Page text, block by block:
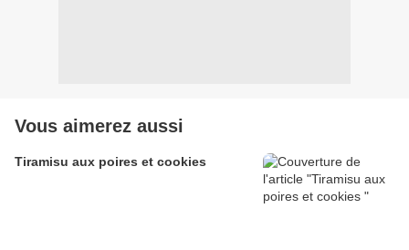
Vous aimerez aussi
Tiramisu aux poires et cookies